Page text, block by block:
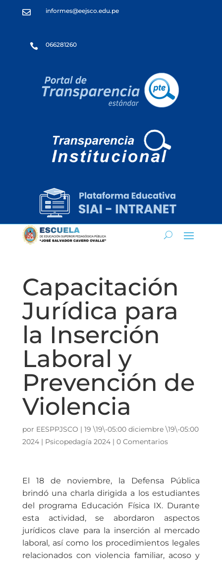
 informes@eejsco.edu.pe
 066281260
Capacitación
Jurídica para
la Inserción
Laboral y
Prevención de
Violencia
por EESPPJSCO | 19 \19\-05:00 diciembre \19\-05:00
2024| Psicopedagía 2024| 0 Comentarios
El 18 de noviembre, la Defensa Pública
brindó una charla dirigida a los estudiantes
del programa Educación Física IX. Durante
esta actividad, se abordaron aspectos
jurídicos clave para la inserción al mercado
laboral, así como los procedimientos legales
relacionados con violencia familiar, acoso y